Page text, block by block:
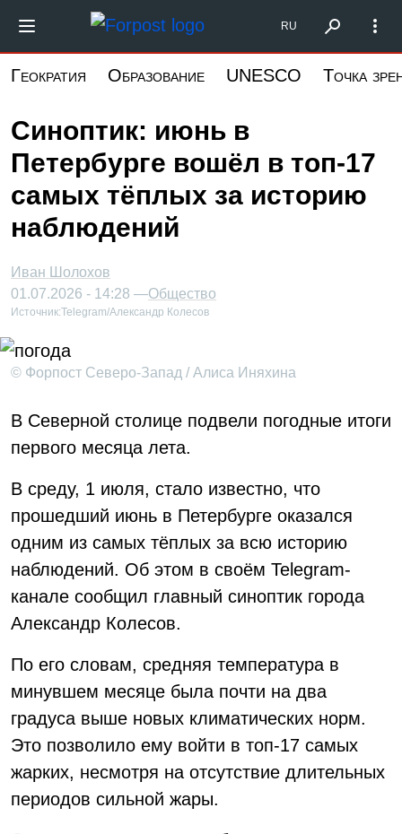
основному
Форпост Северо-Запад
RU
Геократия Образование UNESCO Точка
Синоптик: июнь в
Петербурге вошёл в топ-17
самых тёплых за историю
наблюдений
Иван Шолохов
01.07.2026 - 14:28 —Общество
Источник:Telegram/Александр Колесов
© Форпост Северо-Запад / Алиса Иняхина
В Северной столице подвели погодные итоги
первого месяца лета.
В среду, 1 июля, стало известно, что
прошедший июнь в Петербурге оказался
одним из самых тёплых за всю историю
наблюдений. Об этом в своём Telegram-
канале сообщил главный синоптик города
Александр Колесов.
По его словам, средняя температура в
минувшем месяце была почти на два
градуса выше новых климатических норм.
Это позволило ему войти в топ-17 самых
жарких, несмотря на отсутствие длительных
периодов сильной жары.